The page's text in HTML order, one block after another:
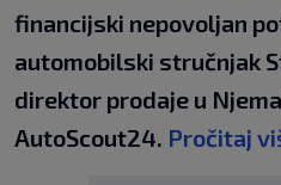
financijski nepovoljan
automobilski stručnjak
direktor prodaje u
AutoScout24. Pročitaj